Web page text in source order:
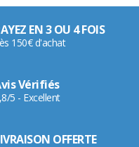
EN 3 OU 4 FOIS
150€ d'achat
Vérifiés
5 - Excellent
OFFERTE